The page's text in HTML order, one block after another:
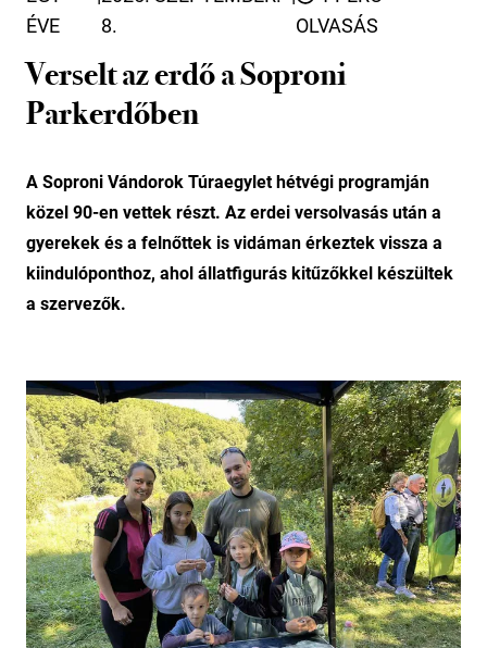
ÉVE
8.
OLVASÁS
Verselt az erdő a Soproni
Parkerdőben
A Soproni Vándorok Túraegylet hétvégi programján
közel 90-en vettek részt. Az erdei versolvasás után a
gyerekek és a felnőttek is vidáman érkeztek vissza a
kiindulóponthoz, ahol állatfigurás kitűzőkkel készültek
a szervezők.